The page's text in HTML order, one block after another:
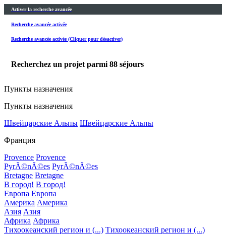
Activer la recherche avancée
Recherche avancée activée
Recherche avancée activée (Cliquer pour désactiver)
Recherchez un projet parmi 88 séjours
Пункты назначения
Пункты назначения
Швейцарские Альпы Швейцарские Альпы
Франция
Provence Provence
PyrÃ©nÃ©es PyrÃ©nÃ©es
Bretagne Bretagne
В город! В город!
Европа Европа
Америка Америка
Азия Азия
Африка Африка
Тихоокеанский регион и (...) Тихоокеанский регион и (...)